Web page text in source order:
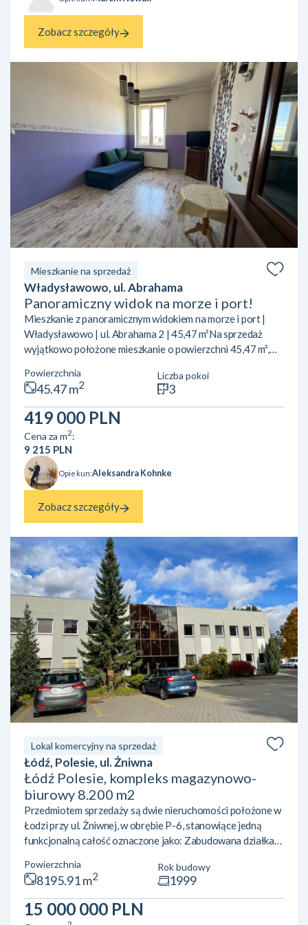
Zobacz szczegóły
Mieszkanie na sprzedaż
Władysławowo, ul. Abrahama
Panoramiczny widok na morze i port!
Mieszkanie z panoramicznym widokiem na morze i port |
Władysławowo | ul. Abrahama 2 | 45,47 m²Na sprzedaż
wyjątkowo położone mieszkanie o powierzchni 45,47 m²,
jednej z najbardziej pożądanych lokalizacji w mieście.
Nieruchomość znajduje się na 4. (ostatnim) piętrze
zadbanego budynku, z którego rozpościera się piękny widok
na otwarte Morze Bałtyckie oraz port. To oferta dla osób
szukających mieszkania z potencjałem inwestycyjnym lub
własn...
Powierzchnia
45.47 m2
Liczba pokoi
3
419 000 PLN
Cena za m2:
9 215 PLN
Opiekun:Aleksandra Kohnke
Zobacz szczegóły
Lokal komercyjny na sprzedaż
Łódź, Polesie, ul. Żniwna
Łódź Polesie, kompleks magazynowo-
biurowy 8.200 m2
Przedmiotem sprzedaży są dwie nieruchomości położone w
Łodzi przy ul. Żniwnej, w obrębie P-6, stanowiące jedną
funkcjonalną całość oznaczone jako: Zabudowana działka
przy ul. Żniwnej. Działka zabudowana budynkami biurowo
magazynowymi stanowiącymi odrębne od gruntu prawo
własności. Zabudowana działka gruntu nr 57/29 o
powierzchni 1167 m2 położona w Łodzi przy ul. Żniwnej.
Powierzchnia
8195.91 m2
Rok budowy
1999
15 000 000 PLN